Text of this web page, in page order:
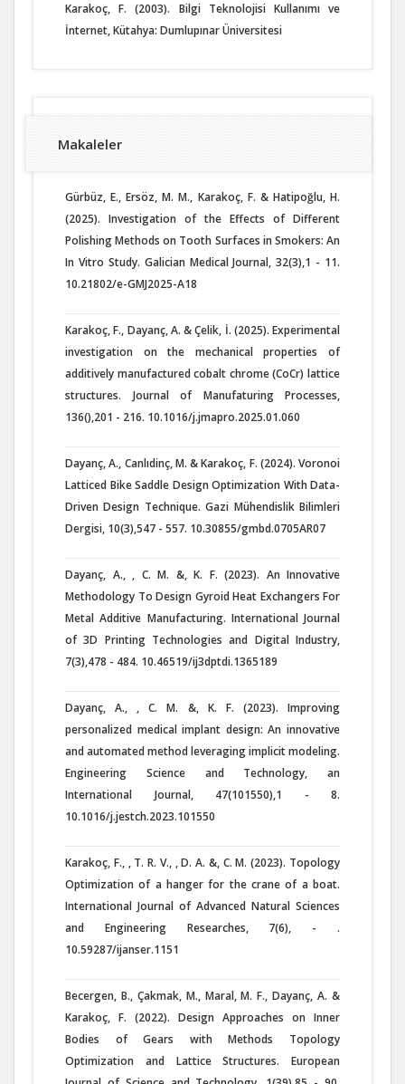
Karakoç, F. (2003). Bilgi Teknolojisi Kullanımı ve
İnternet, Kütahya: Dumlupınar Üniversitesi
Makaleler
Gürbüz, E., Ersöz, M. M., Karakoç, F. & Hatipoğlu, H.
(2025). Investigation of the Effects of Different
Polishing Methods on Tooth Surfaces in Smokers: An
In Vitro Study. Galician Medical Journal, 32(3),1 - 11.
10.21802/e-GMJ2025-A18
Karakoç, F., Dayanç, A. & Çelik, İ. (2025). Experimental
investigation on the mechanical properties of
additively manufactured cobalt chrome (CoCr) lattice
structures. Journal of Manufaturing Processes,
136(),201 - 216. 10.1016/j.jmapro.2025.01.060
Dayanç, A., Canlıdinç, M. & Karakoç, F. (2024). Voronoi
Latticed Bike Saddle Design Optimization With Data-
Driven Design Technique. Gazi Mühendislik Bilimleri
Dergisi, 10(3),547 - 557. 10.30855/gmbd.0705AR07
Dayanç, A., , C. M. &, K. F. (2023). An Innovative
Methodology To Design Gyroid Heat Exchangers For
Metal Additive Manufacturing. International Journal
of 3D Printing Technologies and Digital Industry,
7(3),478 - 484. 10.46519/ij3dptdi.1365189
Dayanç, A., , C. M. &, K. F. (2023). Improving
personalized medical implant design: An innovative
and automated method leveraging implicit modeling.
Engineering Science and Technology, an
International Journal, 47(101550),1 - 8.
10.1016/j.jestch.2023.101550
Karakoç, F., , T. R. V., , D. A. &, C. M. (2023). Topology
Optimization of a hanger for the crane of a boat.
International Journal of Advanced Natural Sciences
and Engineering Researches, 7(6), - .
10.59287/ijanser.1151
Becergen, B., Çakmak, M., Maral, M. F., Dayanç, A. &
Karakoç, F. (2022). Design Approaches on Inner
Bodies of Gears with Methods Topology
Optimization and Lattice Structures. European